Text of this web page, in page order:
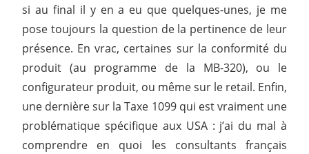
si au final il y en a eu que quelques-unes, je me
pose toujours la question de la pertinence de leur
présence. En vrac, certaines sur la conformité du
produit (au programme de la MB-320), ou le
configurateur produit, ou même sur le retail. Enfin,
une dernière sur la Taxe 1099 qui est vraiment une
problématique spécifique aux USA : j’ai du mal à
comprendre en quoi les consultants français